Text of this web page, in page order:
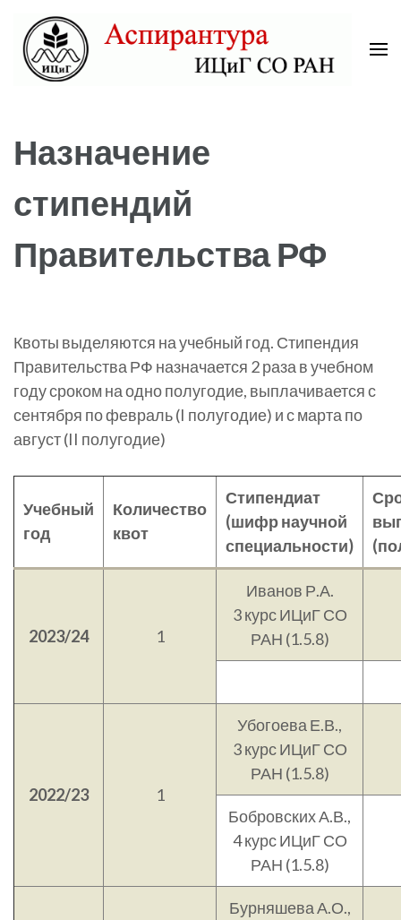
content
(Press
Назначение
стипендий
Правительства РФ
Квоты выделяются на учебный год. Стипендия
Правительства РФ назначается 2 раза в учебном
году сроком на одно полугодие, выплачивается с
сентября по февраль (I полугодие) и с марта по
август (II полугодие)
Учебный
год
Количество
квот
Стипендиат
(шифр научной
специальности)
2023/24 1
Иванов Р.А.
3 курс ИЦиГ СО
РАН (1.5.8)
2022/23 1
Убогоева Е.В.,
3 курс ИЦиГ СО
РАН (1.5.8)
Бобровских А.В.,
4 курс ИЦиГ СО
РАН (1.5.8)
Бурняшева А.О.,